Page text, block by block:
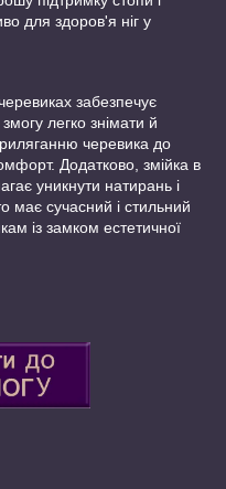
для здоров'я ніг у
забезпечує
легко знімати й
черевика до
Додатково, змійка в
уникнути натирань і
має сучасний і стильний
із замком естетичної